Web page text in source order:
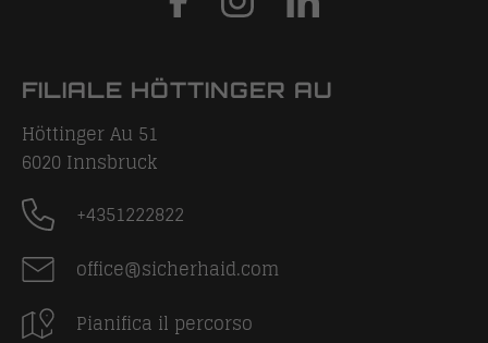
FILIALE HÖTTINGER AU
Höttinger Au 51
6020 Innsbruck
+4351222822
office@sicherhaid.com
Pianifica il percorso